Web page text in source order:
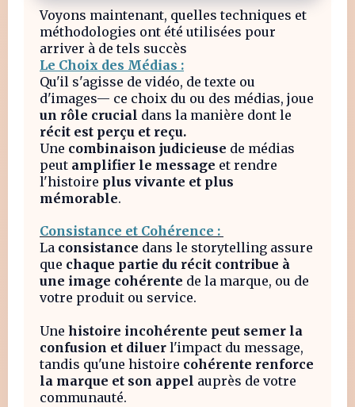
Voyons maintenant, quelles techniques et
méthodologies ont été utilisées pour
arriver à de tels succès
Le Choix des Médias :
Qu'il s'agisse de vidéo, de texte ou
d'images— ce choix du ou des médias, joue
un rôle crucial dans la manière dont le
récit est perçu et reçu.
Une combinaison judicieuse de médias
peut amplifier le message et rendre
l'histoire plus vivante et plus
mémorable.
Consistance et Cohérence :
La consistance dans le storytelling assure
que chaque partie du récit contribue à
une image cohérente de la marque, ou de
votre produit ou service.
Une histoire incohérente peut semer la
confusion et diluer l'impact du message,
tandis qu'une histoire cohérente renforce
la marque et son appel auprès de votre
communauté.